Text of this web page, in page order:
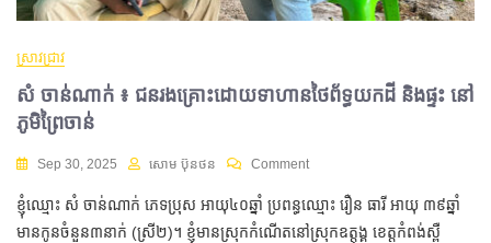
ស្រាវជ្រាវ
សំ ចាន់ណាក់ ៖ ជនរងគ្រោះដោយទាហានថៃព័ទ្ធយកដី និងផ្ទះ នៅ
ភូមិព្រៃចាន់
Sep 30, 2025 សោម ប៊ុនថន Comment
ខ្ញុំឈ្មោះ សំ ចាន់ណាក់ ភេទប្រុស អាយុ៤០ឆ្នាំ ប្រពន្ធឈ្មោះ រឿន ធារី អាយុ ៣៩ឆ្នាំ
មានកូនចំនួន៣នាក់ (ស្រី២)។ ខ្ញុំមានស្រុកកំណើតនៅស្រុកឧត្តុង្គ ខេត្តកំពង់ស្ពឺ